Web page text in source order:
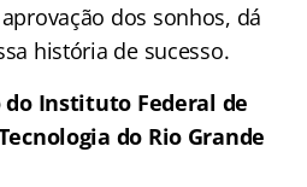
dos sonhos, dá
história de sucesso.
do Instituto Federal de
do Rio Grande